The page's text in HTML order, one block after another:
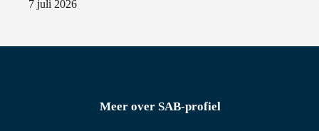
7 juli 2026
Meer over SAB-profiel